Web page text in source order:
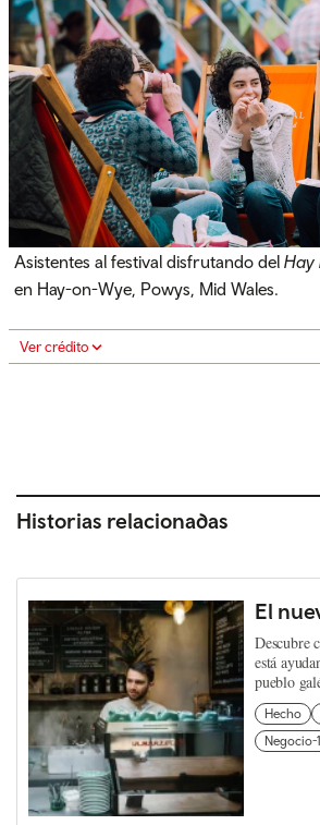
Asistentes al festival disfrutando del Hay
en Hay-on-Wye, Powys, Mid Wales.
Ver crédito
Historias relacionadas
El
Descubre
está
pueblo
Hecho
Negocio-1